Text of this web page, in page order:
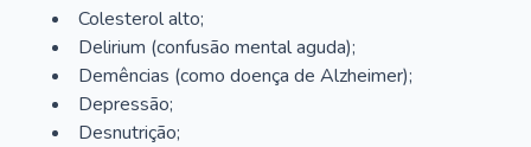
Colesterol alto;
Delirium (confusão mental aguda);
Demências (como doença de Alzheimer);
Depressão;
Desnutrição;